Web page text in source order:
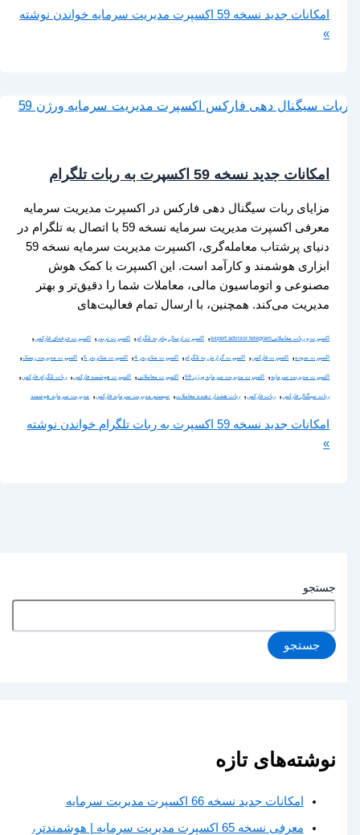
جستجو
جستجو
نوشته‌های تازه
امکانات جدید نسخه 66 اکسپرت مدیریت سرمایه
معرفی نسخه 65 اکسپرت مدیریت سرمایه | هوشمندتر،
امکانات جدید نسخه 59 اکسپرت مدیریت سرمایه
خواندن نوشته
»
امکانات جدید نسخه 59 اکسپرت به ربات تلگرام
مزایای ربات سیگنال دهی فارکس در اکسپرت مدیریت سرمایه
معرفی اکسپرت مدیریت سرمایه نسخه 59 با اتصال به تلگرام در
دنیای پرشتاب معامله‌گری، اکسپرت مدیریت سرمایه نسخه 59
ابزاری هوشمند و کارآمد است. این اکسپرت با کمک هوش
مصنوعی و اتوماسیون مالی، معاملات شما را دقیق‌تر و بهتر
مدیریت می‌کند. همچنین، با ارسال تمام فعالیت‌های
اکسپرت و ربات معاملاتیexpert advisor telegram
,اکسپرت ارسال پیام به تلگرام , اکسپرت تریدر, اکسپرت حرفه‌ای فارکس,
اکسپرت سوده,اکسپرت فارکس, اکسپرت گزارش به تلگرام , اکسپرت متاتریدر 4 ,اکسپرت متاتریدر 5 ,اکسپرت مدیریت ریسک,
اکسپرت مدیریت سرمایه,اکسپرت مدیریت سرمایه ورژن 59 ,اکسپرت معاملاتی,اکسپرت هوشمند فارکس, ربات تلگرام فارکس,
ربات سیگنال فارکس, ربات فارکس, ربات هشدار دهنده معاملات,سیستم مدیریت سرمایه فارکس, مدیریت سرمایه هوشمند
امکانات جدید نسخه 59 اکسپرت به ربات تلگرام
خواندن نوشته
»